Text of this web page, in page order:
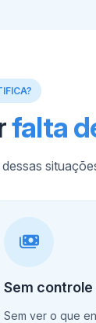
falta
Sem
Sem ver o que